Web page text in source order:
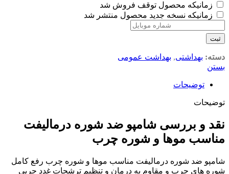
زمانیکه محصول توقف فروش شد
زمانیکه نسخه جدید محصول منتشر شد
ثبت
دسته: بهداشتی, بهداشت عمومی
بستن
توضیحات
توضیحات
نقد و بررسی شامپو ضد شوره درمالیفت
مناسب موها و شوره چرب
شامپو ضد شوره درمالیفت مناسب موها و شوره چرب رفع کامل
شوره های چرب و مقاوم به درمان و تنظیم ترشحات غدد چربی